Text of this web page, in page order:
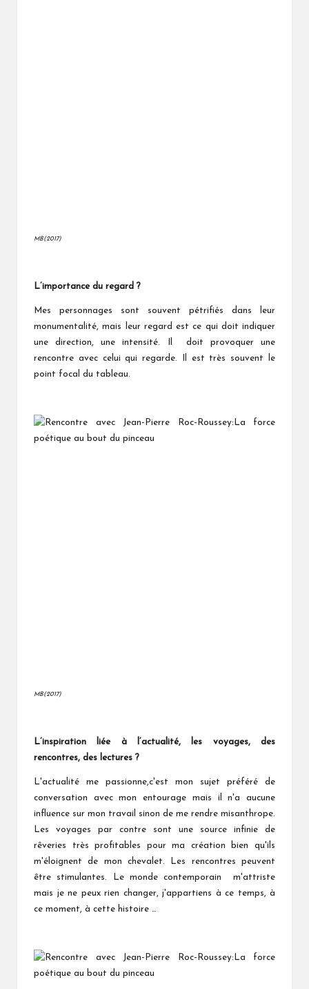
MB(2017)
L’importance du regard ?
Mes personnages sont souvent pétrifiés dans leur
monumentalité, mais leur regard est ce qui doit indiquer
une direction, une intensité. Il doit provoquer une
rencontre avec celui qui regarde. Il est très souvent le
point focal du tableau.
MB(2017)
L’inspiration liée à l’actualité, les voyages, des
rencontres, des lectures ?
L'actualité me passionne,c'est mon sujet préféré de
conversation avec mon entourage mais il n'a aucune
influence sur mon travail sinon de me rendre misanthrope.
Les voyages par contre sont une source infinie de
rêveries très profitables pour ma création bien qu'ils
m'éloignent de mon chevalet. Les rencontres peuvent
être stimulantes. Le monde contemporain m'attriste
mais je ne peux rien changer, j'appartiens à ce temps, à
ce moment, à cette histoire …